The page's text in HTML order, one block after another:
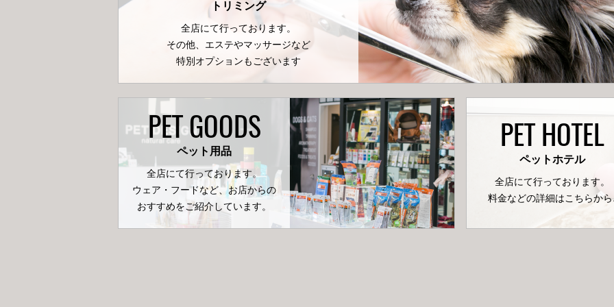
トリミング
全店にて行っております。
その他、エステやマッサージなど
特別オプションもございます
PET GOODS
ペット用品
全店にて行っております。
ウェア・フードなど、お店からの
おすすめをご紹介しています。
PET HOTEL
ペットホテル
全店にて行っております。
料金などの詳細はこちらから